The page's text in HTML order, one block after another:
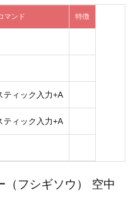
マンド 特徴
ティック入力+A
ティック入力+A
（フシギソウ） 空中